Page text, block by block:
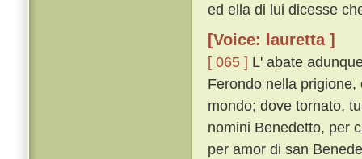
ed ella di lui dicesse
[Voice: lauretta ]
[ 065 ] L' abate
Ferondo nella
mondo; dove tornato,
nomini Benedetto, per
per amor di san